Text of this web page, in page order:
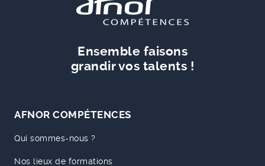
Ensemble faisons
grandir vos talents !
AFNOR COMPÉTENCES
Qui sommes-nous ?
Nos lieux de formations